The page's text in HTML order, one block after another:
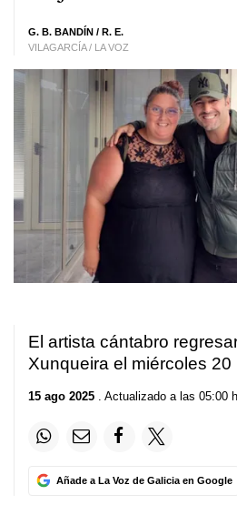
G. B. BANDÍN / R. E.
VILAGARCÍA / LA VOZ
El artista cántabro
Xunqueira el miércoles 20
15 ago 2025 . Actualizado a las 05:00 h.
Añade a La Voz de Galicia en Google